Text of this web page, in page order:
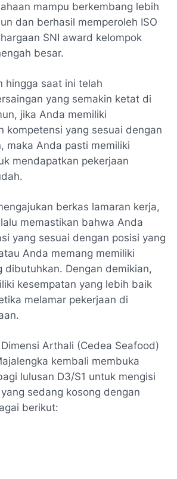
mampu berkembang lebih
dan berhasil memperoleh ISO
SNI award kelompok
besar.
hingga saat ini telah
yang semakin ketat di
jika Anda memiliki
kompetensi yang sesuai dengan
maka Anda pasti memiliki
mendapatkan pekerjaan
berkas lamaran kerja,
memastikan bahwa Anda
yang sesuai dengan posisi yang
Anda memang memiliki
dibutuhkan. Dengan demikian,
kesempatan yang lebih baik
melamar pekerjaan di
Arthali (Cedea Seafood)
kembali membuka
lulusan D3/S1 untuk mengisi
sedang kosong dengan
berikut: